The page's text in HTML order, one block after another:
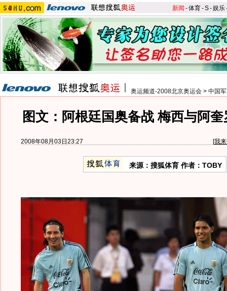
新闻 -体育-S-娱乐
奥运频道-2008北京奥运会 > 中国
图文：阿根廷国奥备战 梅西与阿
2008年08月03日23:27 [我
来源：搜狐体育 作者：TOBY